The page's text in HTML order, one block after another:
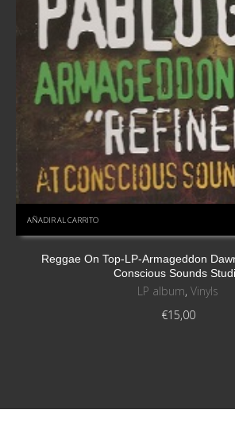
AÑADIR AL CARRITO
Reggae On Top-LP-Armageddon
Conscious Sounds
LP album, Vinyls
€15,00